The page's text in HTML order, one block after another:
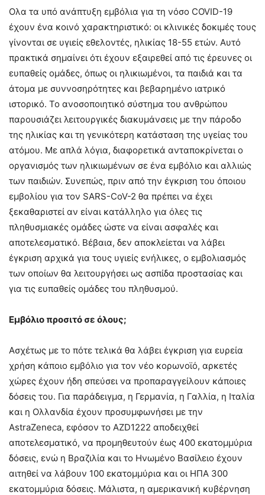
Ολα τα υπό ανάπτυξη εμβόλια για τη νόσο COVID-19
έχουν ένα κοινό χαρακτηριστικό: οι κλινικές δοκιμές τους
γίνονται σε υγιείς εθελοντές, ηλικίας 18-55 ετών. Αυτό
πρακτικά σημαίνει ότι έχουν εξαιρεθεί από τις έρευνες οι
ευπαθείς ομάδες, όπως οι ηλικιωμένοι, τα παιδιά και τα
άτομα με συννοσηρότητες και βεβαρημένο ιατρικό
ιστορικό. Το ανοσοποιητικό σύστημα του ανθρώπου
παρουσιάζει λειτουργικές διακυμάνσεις με την πάροδο
της ηλικίας και τη γενικότερη κατάσταση της υγείας του
ατόμου. Με απλά λόγια, διαφορετικά ανταποκρίνεται ο
οργανισμός των ηλικιωμένων σε ένα εμβόλιο και αλλιώς
των παιδιών. Συνεπώς, πριν από την έγκριση του όποιου
εμβολίου για τον SARS-CoV-2 θα πρέπει να έχει
ξεκαθαριστεί αν είναι κατάλληλο για όλες τις
πληθυσμιακές ομάδες ώστε να είναι ασφαλές και
αποτελεσματικό. Βέβαια, δεν αποκλείεται να λάβει
έγκριση αρχικά για τους υγιείς ενήλικες, ο εμβολιασμός
των οποίων θα λειτουργήσει ως ασπίδα προστασίας και
για τις ευπαθείς ομάδες του πληθυσμού.
Εμβόλιο προσιτό σε όλους;
Ασχέτως με το πότε τελικά θα λάβει έγκριση για ευρεία
χρήση κάποιο εμβόλιο για τον νέο κορωνοϊό, αρκετές
χώρες έχουν ήδη σπεύσει να προπαραγγείλουν κάποιες
δόσεις του. Για παράδειγμα, η Γερμανία, η Γαλλία, η Ιταλία
και η Ολλανδία έχουν προσυμφωνήσει με την
AstraZeneca, εφόσον το AZD1222 αποδειχθεί
αποτελεσματικό, να προμηθευτούν έως 400 εκατομμύρια
δόσεις, ενώ η Βραζιλία και το Ηνωμένο Βασίλειο έχουν
αιτηθεί να λάβουν 100 εκατομμύρια και οι ΗΠΑ 300
εκατομμύρια δόσεις. Μάλιστα, η αμερικανική κυβέρνηση